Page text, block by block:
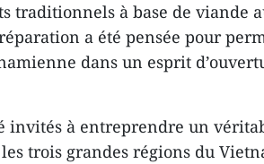
traditionnels à base de viande
a été pensée pour
dans un esprit
invités à entreprendre un
trois grandes régions du